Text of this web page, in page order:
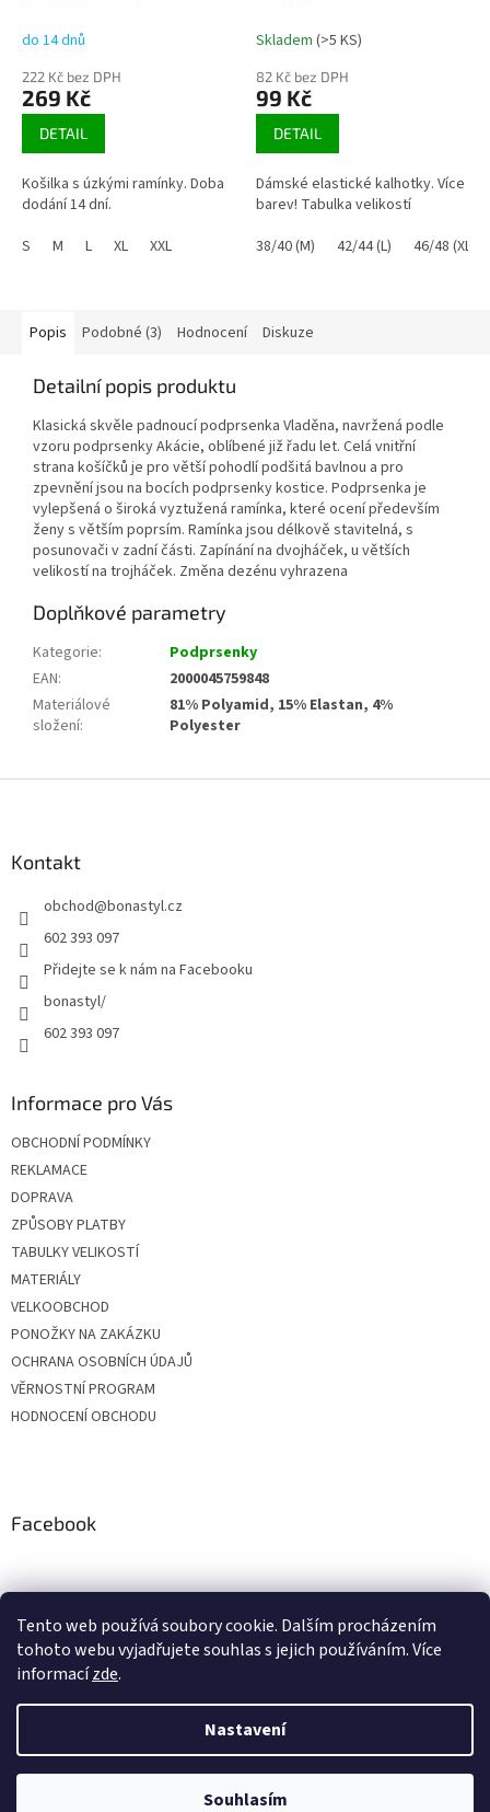
Tento web používá soubory cookie. Dalším procházením
tohoto webu vyjadřujete souhlas s jejich používáním. Více
informacízde.
Nastavení
Souhlasím
Vážení zákazníci, z důvodu čerpání dovolených budou objednávky
přijaté v období od 20. do 24. července expedovány po 28. 7. Zároveň si
Vás dovolujeme upozornit, že v průběhu letních prázdnin může být
expedice o pár dní prodloužena. Děkujeme Vám za pochopení a
do 14 dnů
222 Kč bez DPH
269 Kč
DETAIL
Košilka s úzkými ramínky. Doba
dodání 14 dní.
S
M L XL XXL
Skladem (>5 KS)
82 Kč bez DPH
99 Kč
DETAIL
Dámské elastické kalhotky. Více
barev! Tabulka velikostí
38/40 (M)
42/44 (L) 46/48 (XL)
Popis Podobné (3) Hodnocení Diskuze
Detailní popis produktu
Klasická skvěle padnoucí podprsenka Vladěna, navržená podle
vzoru podprsenky Akácie, oblíbené již řadu let. Celá vnitřní
strana košíčků je pro větší pohodlí podšitá bavlnou a pro
zpevnění jsou na bocích podprsenky kostice. Podprsenka je
vylepšená o široká vyztužená ramínka, které ocení především
ženy s větším poprsím. Ramínka jsou délkově stavitelná, s
posunovači v zadní části. Zapínání na dvojháček, u větších
velikostí na trojháček. Změna dezénu vyhrazena
Doplňkové parametry
Kategorie:
Podprsenky
EAN:
2000045759848
Materiálové
složení:
81% Polyamid, 15% Elastan, 4%
Polyester
Kontakt
obchod@bonastyl.cz
602 393 097
Přidejte se k nám na Facebooku
bonastyl/
602 393 097
Informace pro Vás
OBCHODNÍ PODMÍNKY
REKLAMACE
DOPRAVA
ZPŮSOBY PLATBY
TABULKY VELIKOSTÍ
MATERIÁLY
VELKOOBCHOD
PONOŽKY NA ZAKÁZKU
OCHRANA OSOBNÍCH ÚDAJŮ
VĚRNOSTNÍ PROGRAM
HODNOCENÍ OBCHODU
Facebook
Vytvořil Shoptet
BONASTYL. Všechna práva vyhrazena.